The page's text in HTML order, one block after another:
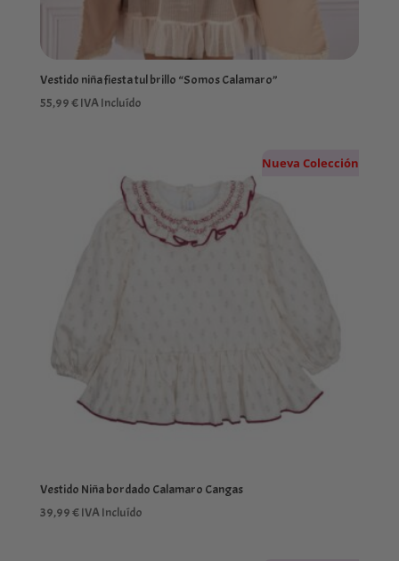
Vestido niña fiesta tul brillo “Somos Calamaro”
55,99€IVA Incluído
Nueva Colección
Vestido Niña bordado Calamaro Cangas
39,99€IVA Incluído